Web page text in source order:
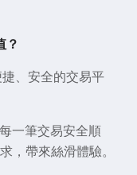
？
、安全的交易平
一筆交易安全順
，帶來絲滑體驗。